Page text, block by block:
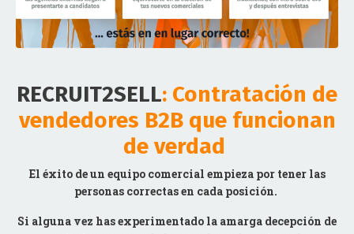
RECRUIT2SELL
: Contratación de
vendedores B2B que funcionan
de verdad
personas correctas en cada posición.
contratar a un vendedor que después no te acaba